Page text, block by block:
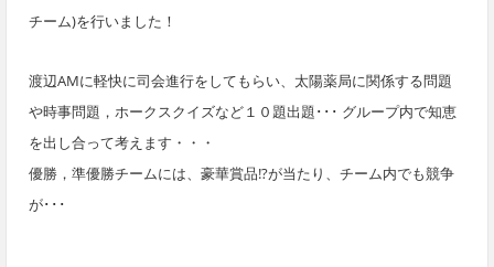
チーム)を行いました！
渡辺AMに軽快に司会進行をしてもらい、太陽薬局に関係する問題
や時事問題，ホークスクイズなど１０題出題･･･ グループ内で知恵
を出し合って考えます・・・
優勝，準優勝チームには、豪華賞品!?が当たり、チーム内でも競争
が･･･